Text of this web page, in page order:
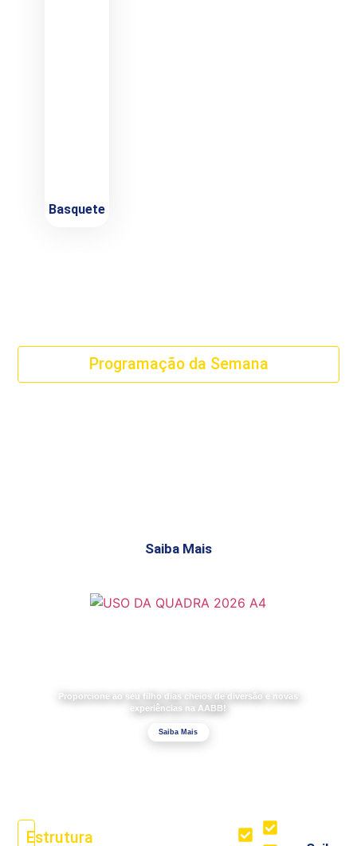
Basquete
Programação da Semana
Saiba Mais
Proporcione ao seu filho dias cheios de diversão e novas
experiências na AABB!
Saiba Mais
Estrutura
Salão
Social